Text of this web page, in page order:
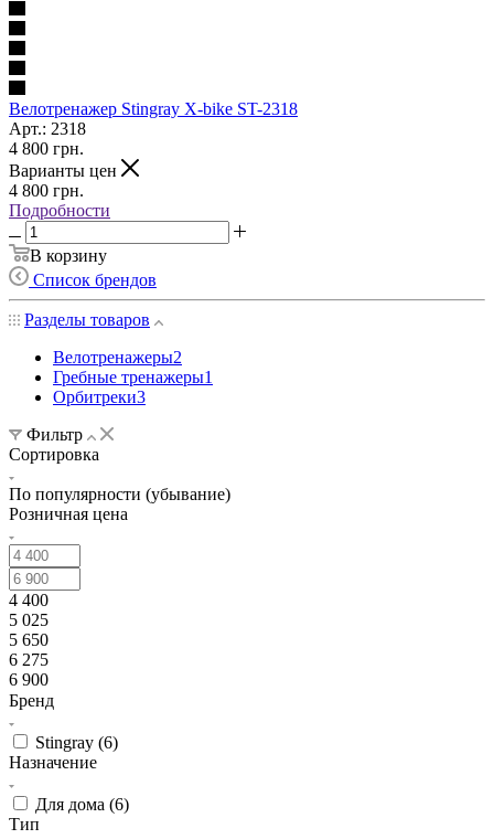
Велотренажер Stingray X-bike ST-2318
Арт.: 2318
4 800 грн.
Варианты цен
4 800 грн.
Подробности
В корзину
Список брендов
Разделы товаров
Велотренажеры2
Гребные тренажеры1
Орбитреки3
Фильтр
Сортировка
По популярности (убывание)
Розничная цена
4 400
5 025
5 650
6 275
6 900
Бренд
Stingray (6)
Назначение
Для дома (6)
Тип